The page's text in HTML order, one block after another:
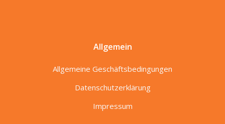
Allgemein
Allgemeine Geschäftsbedingungen
Datenschutzerklärung
Impressum